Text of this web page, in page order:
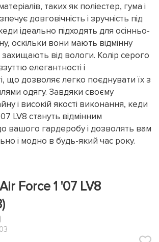
таких як поліестер, гума і
довговічність і зручність під
ідеально підходять для осінньо-
оскільки вони мають відмінну
захищають від вологи. Колір серого
елегантності і
що дозволяє легко поєднувати їх з
одягу. Завдяки своєму
і високій якості виконання, кеди
LV8 стануть відмінним
вашого гардеробу і дозволять вам
і модно в будь-який час року.
Force 1 '07 LV8